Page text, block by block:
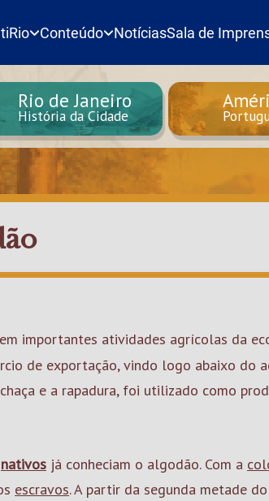
Conteúdo NotíciasSala de
Rio de Janeiro
História da Cidade
de exportação, vindo logo abaixo do
e a rapadura, foi utilizado como
nativos já conheciam o algodão. Com a
escravos. A partir da segunda metade